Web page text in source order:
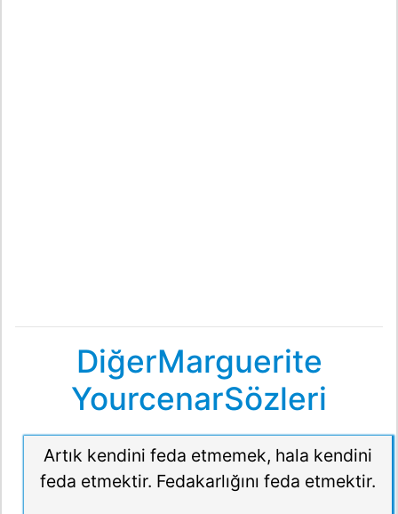
DiğerMarguerite
YourcenarSözleri
Artık kendini feda etmemek, hala kendini
feda etmektir. Fedakarlığını feda etmektir.